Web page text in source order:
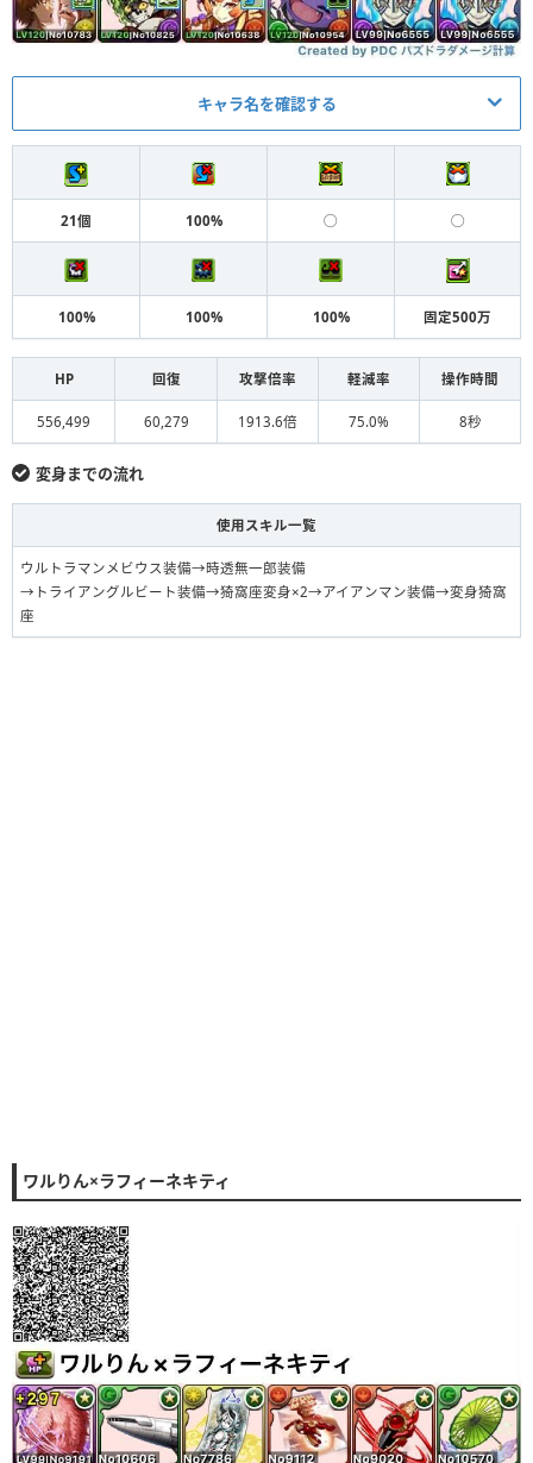
キャラ名を確認する
L デンジ＆マキマ ウルトラマンメビウス装備
S 妓夫太郎 時透無一郎装備
アイアンマン装備（コミッ
ク2）
トライアングルビート装備
S 変身猗窩座 サメの魔人装備
F 変身猗窩座
21個 100% ◯ ◯
100% 100% 100% 固定500万
HP 回復 攻撃倍率 軽減率 操作時間
556,499 60,279 1913.6倍 75.0% 8秒
変身までの流れ
使用スキル一覧
ウルトラマンメビウス装備→時透無一郎装備
→トライアングルビート装備→猗窩座変身×2→アイアンマン装備→変身猗窩
座
ワルりん×ラフィーネキティ